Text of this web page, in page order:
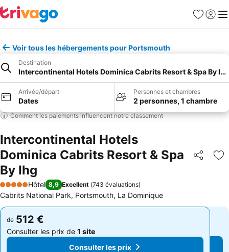
Favoris
Se
Voir tous les hébergements pour Portsmouth
Destination
Intercontinental Hotels Dominica Cabrits Resort & Spa By Ihg
Arrivée/départ
Dates
Personnes et chambres
2 personnes, 1 chambre
Comment les paiements influencent notre classement
Intercontinental Hotels
Dominica Cabrits Resort & Spa
By Ihg
Partager
5 Étoiles
Hôtel 8,9 Excellent (743 évaluations)
Cabrits National Park, Portsmouth, La Dominique
de 512 €
Consulter les prix de 1 site
Consulter les prix
de 512 €
Consulter les prix de 1 site
Consulter les prix